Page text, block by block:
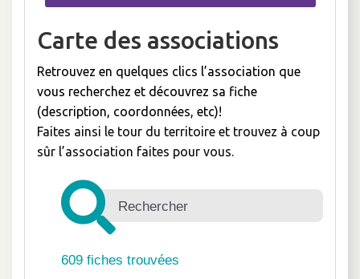
Carte des associations
Retrouvez en quelques clics l’association que
vous recherchez et découvrez sa fiche
(description, coordonnées, etc)!
Faites ainsi le tour du territoire et trouvez à coup
sûr l’association faites pour vous.